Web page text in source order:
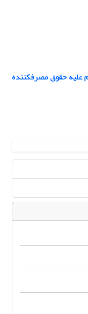
علیه حقوق مصرفکننده